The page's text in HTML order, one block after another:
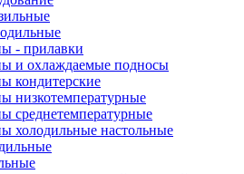
- прилавки
и охлаждаемые подносы
кондитерские
низкотемпературные
среднетемпературные
холодильные настольные